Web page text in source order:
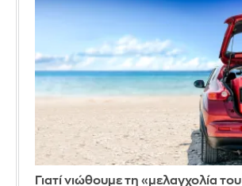
Γιατί νιώθουμε τη «μελαγχολία του